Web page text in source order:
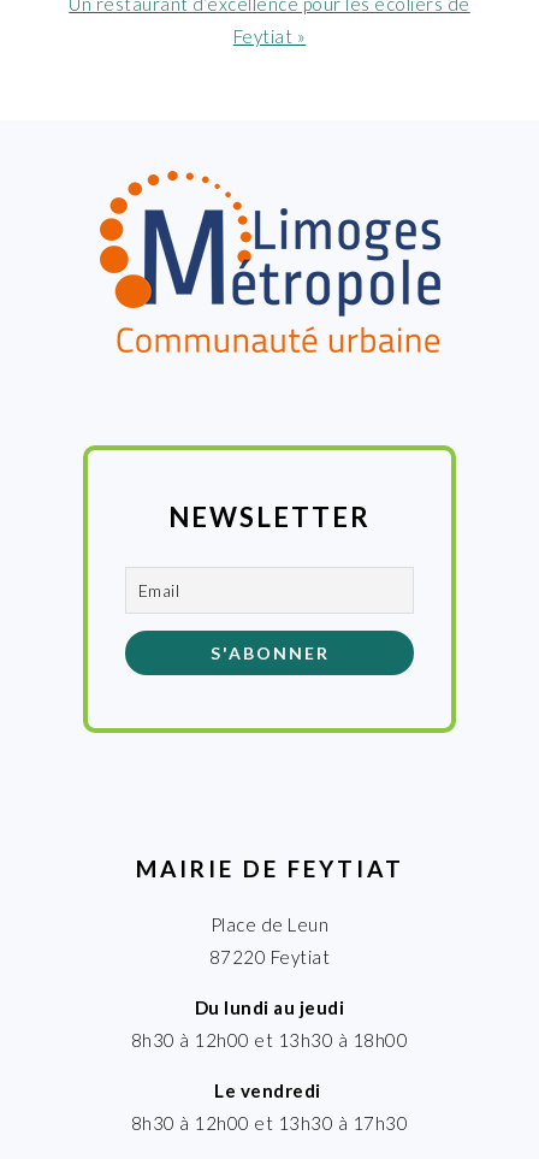
Feytiat »
NEWSLETTER
MAIRIE DE FEYTIAT
Place de Leun
87220 Feytiat
Du lundi au jeudi
8h30 à 12h00 et 13h30 à 18h00
Le vendredi
8h30 à 12h00 et 13h30 à 17h30